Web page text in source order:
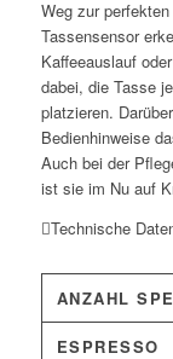
Weg zur
Tassensensor
Kaffeeauslauf
dabei, die Tasse
platzieren.
Bedienhinweise
Auch bei der
ist sie im Nu auf
Technische
ANZAHL
ESPRESSO